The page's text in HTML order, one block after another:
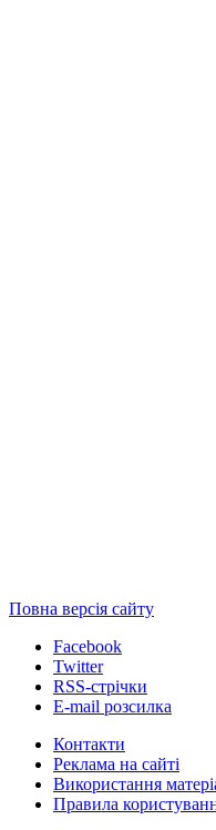
Повна версія сайту
Facebook
Twitter
RSS-стрічки
E-mail розсилка
Контакти
Реклама на сайті
Використання
Правила